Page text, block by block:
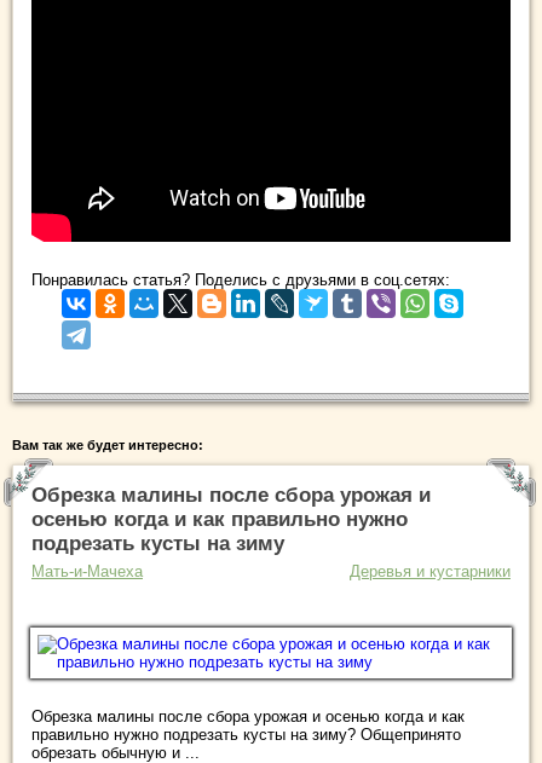
Понравилась статья? Поделись с друзьями в соц.сетях:
Вам так же будет интересно:
Обрезка малины после сбора урожая и
осенью когда и как правильно нужно
подрезать кусты на зиму
Мать-и-Мачеха Деревья и кустарники
Обрезка малины после сбора урожая и осенью когда и как
правильно нужно подрезать кусты на зиму? Общепринято
обрезать обычную и ...